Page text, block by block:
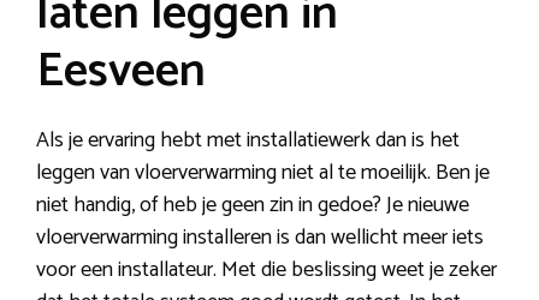
Eesveen
Als je ervaring hebt met installatiewerk dan is het
leggen van vloerverwarming niet al te moeilijk. Ben je
niet handig, of heb je geen zin in gedoe? Je nieuwe
vloerverwarming installeren is dan wellicht meer iets
voor een installateur. Met die beslissing weet je zeker